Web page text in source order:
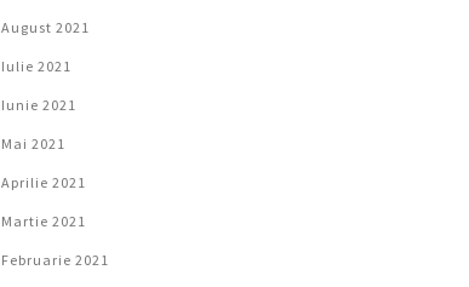
August 2021
Iulie 2021
Iunie 2021
Mai 2021
Aprilie 2021
Martie 2021
Februarie 2021